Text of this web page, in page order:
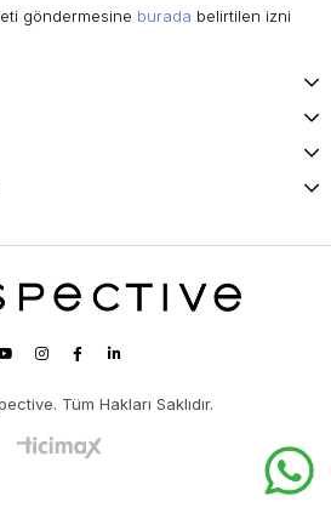
göndermesine burada belirtilen izni
Tüm Hakları Saklıdır.